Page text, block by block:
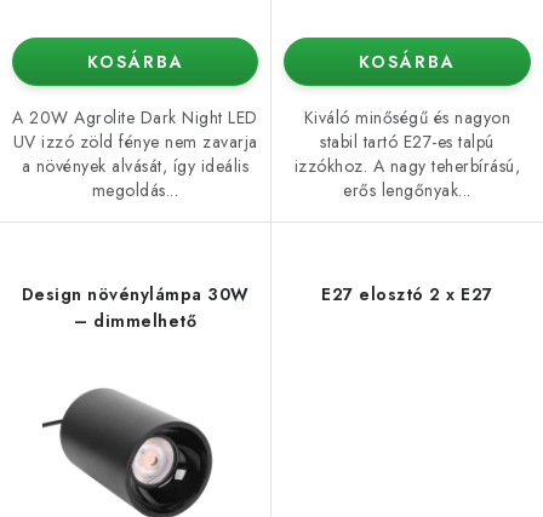
KOSÁRBA
A 20W Agrolite Dark Night LED
UV izzó zöld fénye nem zavarja
a növények alvását, így ideális
megoldás...
KOSÁRBA
Kiváló minőségű és nagyon
stabil tartó E27-es talpú
izzókhoz. A nagy teherbírású,
erős lengőnyak...
Design növénylámpa 30W
– dimmelhető
E27 elosztó 2 x E27